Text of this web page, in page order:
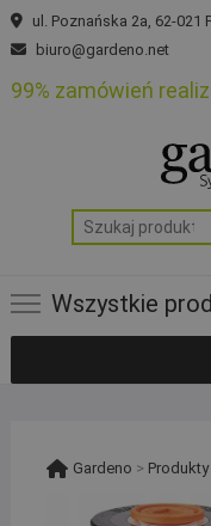
Skip
to
ul. Poznańska 2a, 62-021
biuro@gardeno.net
99% zamówień
Wszystkie
Gardeno > Produkty